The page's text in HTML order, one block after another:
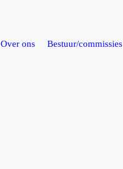
Bestuur/commissies
Over ons